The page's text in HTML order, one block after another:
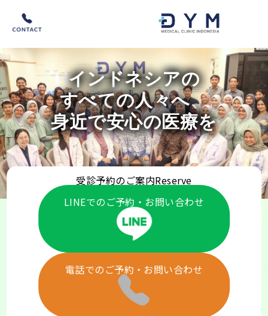
インドネシアの
すべての人々へ、
身近で安心の医療を
受診予約のご案内Reserve
LINEでのご予約・お問い合わせ
電話でのご予約・お問い合わせ